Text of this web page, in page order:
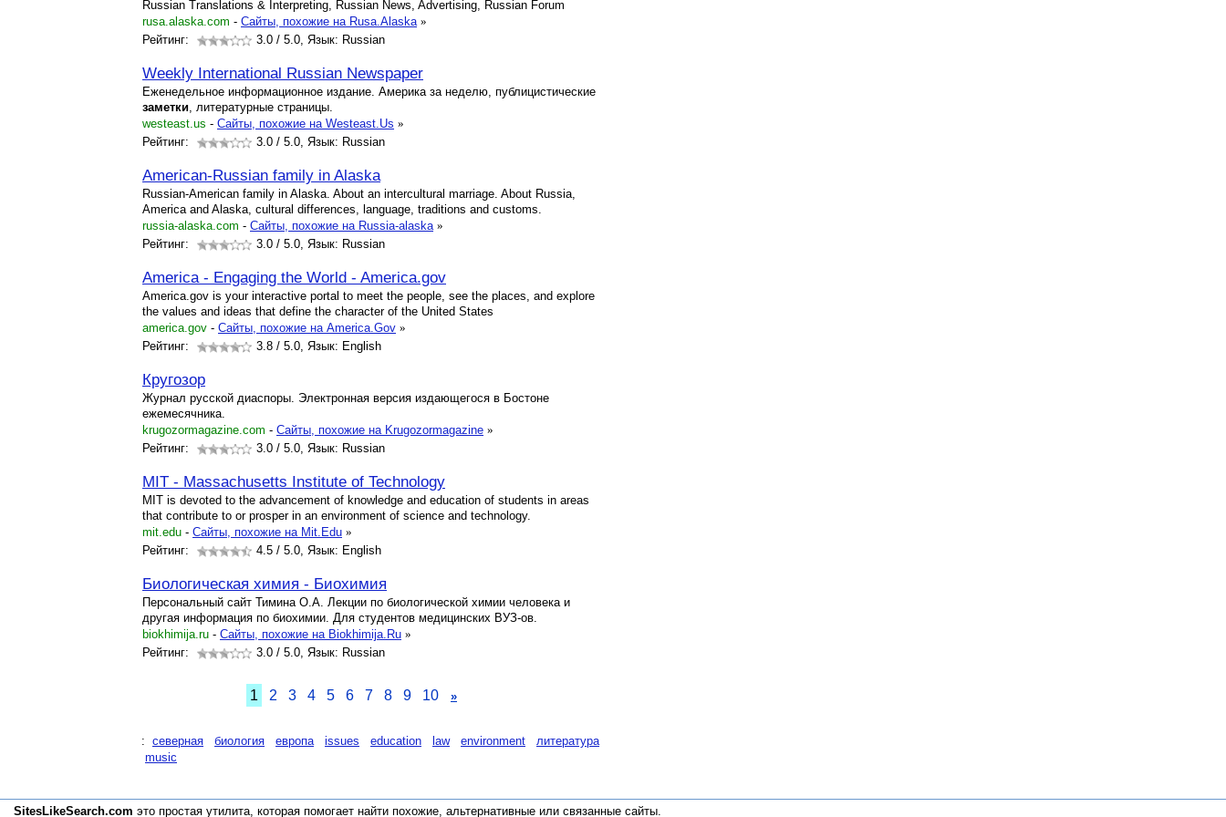
Russian Translations & Interpreting, Russian News, Advertising, Russian Forum
rusa.alaska.com - Cайты, похожие на Rusa.Alaska »
Рейтинг:
3.0 / 5.0, Язык: Russian
Weekly International Russian Newspaper
Еженедельное информационное издание. Америка за неделю, публицистические
заметки, литературные страницы.
westeast.us - Cайты, похожие на Westeast.Us »
Рейтинг:
3.0 / 5.0, Язык: Russian
American-Russian family in Alaska
Russian-American family in Alaska. About an intercultural marriage. About Russia,
America and Alaska, cultural differences, language, traditions and customs.
russia-alaska.com - Cайты, похожие на Russia-alaska »
Рейтинг:
3.0 / 5.0, Язык: Russian
America - Engaging the World - America.gov
America.gov is your interactive portal to meet the people, see the places, and explore
the values and ideas that define the character of the United States
america.gov - Cайты, похожие на America.Gov »
Рейтинг:
3.8 / 5.0, Язык: English
Кругозор
Журнал русской диаспоры. Электронная версия издающегося в Бостоне
ежемесячника.
krugozormagazine.com - Cайты, похожие на Krugozormagazine »
Рейтинг:
3.0 / 5.0, Язык: Russian
MIT - Massachusetts Institute of Technology
MIT is devoted to the advancement of knowledge and education of students in areas
that contribute to or prosper in an environment of science and technology.
mit.edu - Cайты, похожие на Mit.Edu »
Рейтинг:
4.5 / 5.0, Язык: English
Биологическая химия - Биохимия
Персональный сайт Тимина О.А. Лекции по биологической химии человека и
другая информация по биохимии. Для студентов медицинских ВУЗ-ов.
biokhimija.ru - Cайты, похожие на Biokhimija.Ru »
Рейтинг:
3.0 / 5.0, Язык: Russian
1 2 3 4 5 6 7 8 9 10 »
: северная биология европа issues education law environment
литература
music
SitesLikeSearch.com это простая утилита, которая помогает найти похожие, альтернативные или связанные сайты.